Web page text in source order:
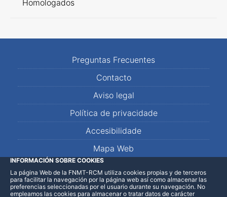
Homologados
Preguntas Frecuentes
Contacto
Aviso legal
Política de privacidade
Accesibilidade
Mapa Web
LinkedInFacebookWhatsApp
INFORMACIÓN SOBRE COOKIES
La página Web de la FNMT-RCM utiliza cookies propias y de terceros
para facilitar la navegación por la página web así como almacenar las
preferencias seleccionadas por el usuario durante su navegación. No
empleamos las cookies para almacenar o tratar datos de carácter